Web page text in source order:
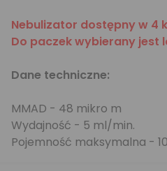
Nebulizator dostępny w 4
Do paczek wybierany jest
Dane techniczne:
MMAD - 48 mikro m
Wydajność - 5 ml/min.
Pojemność maksymalna -